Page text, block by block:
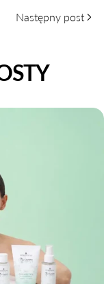
Następny post